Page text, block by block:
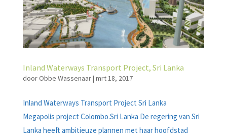
Inland Waterways Transport Project, Sri Lanka
doorObbe Wassenaar| mrt 18, 2017
Inland Waterways Transport Project Sri Lanka
Megapolis project Colombo.Sri Lanka De regering van Sri
Lanka heeft ambitieuze plannen met haar hoofdstad